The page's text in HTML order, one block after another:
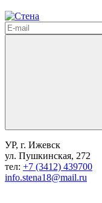
УР, г. Ижевск
ул. Пушкинская, 272
тел: +7 (3412) 439700
info.stena18@mail.ru